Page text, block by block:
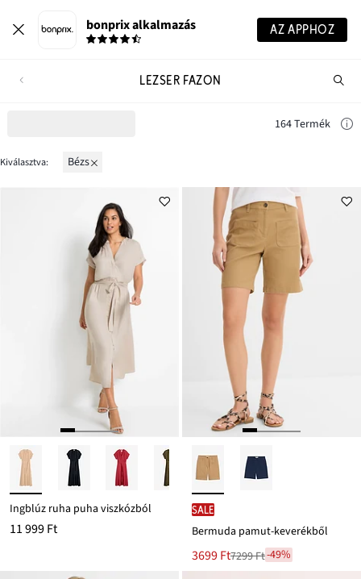
bonprix alkalmazás AZ APPHOZ
LEZSER FAZON
164 Termék
Kiválasztva: bézs
Ingblúz ruha puha viszkózból
11 999 Ft
SALE
Bermuda pamut-keverékből
Új
ár
3699 Ft
Leárazva7299 Ft-49%